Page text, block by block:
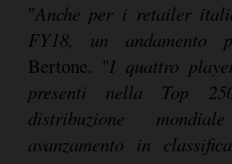
"Anche per i retailer
FY18, un andamento
Bertone. "I quattro
presenti nella Top
distribuzione
avanzamento in